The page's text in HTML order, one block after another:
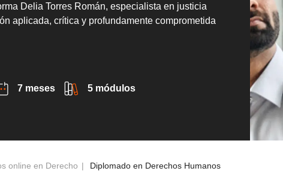
Delia Torres Román, especialista en justicia
aplicada, crítica y profundamente comprometida
7 meses 5 módulos
online en Derecho Diplomado en Derechos Humanos